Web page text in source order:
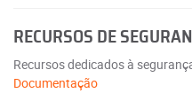
RECURSOS DE
Recursos dedicados à
Documentação